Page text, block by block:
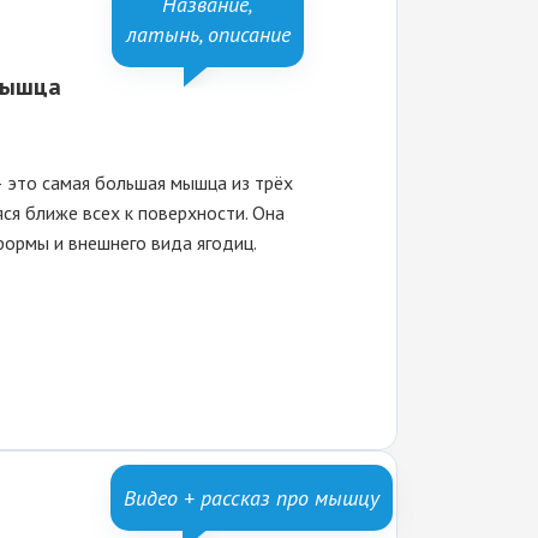
латынь, описание
самая большая мышца из трёх
ближе всех к поверхности. Она
и внешнего вида ягодиц.
Видео + рассказ про мышцу